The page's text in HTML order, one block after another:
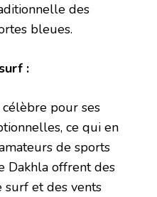
des
bleues.
:
célèbre pour ses
ce qui en
de sports
Dakhla offrent des
surf et des vents